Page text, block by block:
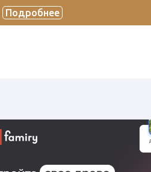
Подробнее